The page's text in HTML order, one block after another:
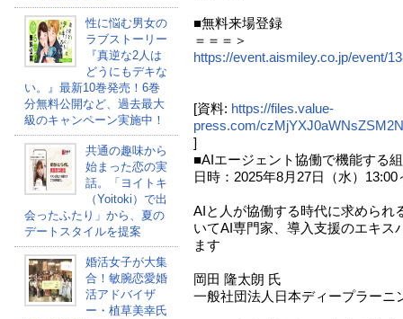
性に悩む男女の
ラブストーリー
『真逆な2人は
どうにもデキな
い。』最新10巻発売！6巻
分無料公開など、過去最大
級のキャンペーン実施中！
共通の趣味から
始まった恋の実
話。「ヨイトキ
（Yoitoki）で出
会ったふたり」から、夏の
デートスタイルを提案
婚活女子が大集
合！敏腕恋愛婚
活アドバイザ
ー・植草美幸氏
■無料来場登録
＝＝＝＞
https://event.aismiley.co.jp/event/
[資料: https://files.value-
press.com/
]
■AIエージェント協働で機能する
日時：2025年8月27日（水）13:00
AIと人が協働する時代に求められ
いてAI専門家、導入支援のエキス
ます
岡田 隆太朗 氏
一般社団法人日本ディープラーニ